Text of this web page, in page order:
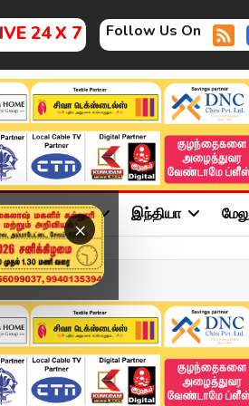
24 X 7 Follow Us On
×
விளையாட்டு இந்தியா